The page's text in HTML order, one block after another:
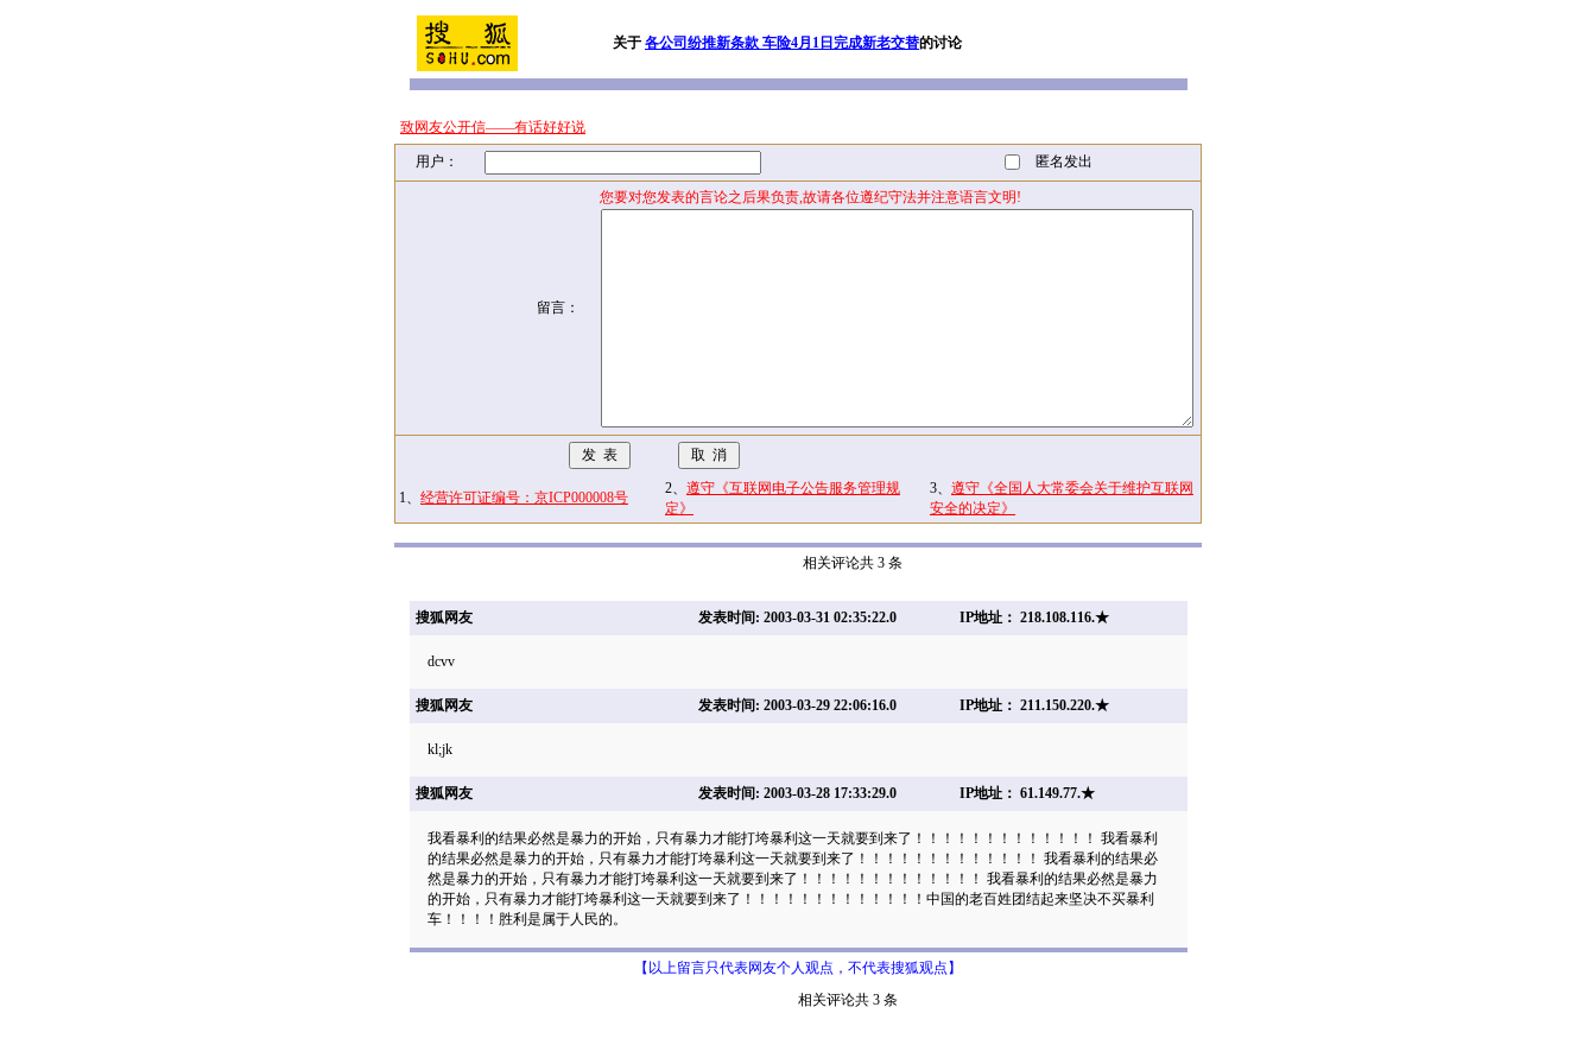
关于 各公司纷推新条款 车险4月1日完成新老交替的讨论
致网友公开信——有话好好说
用户： 匿名发出
留言：
您要对您发表的言论之后果负责,故请各位遵纪守法并注意语言文明!
1、 经营许可证编号：京ICP000008号
2、 遵守《互联网电子公告服务管理规
定》
3、 遵守《全国人大常委会关于维护互联网
安全的决定》
相关评论共 3 条
搜狐网友 发表时间: 2003-03-31 02:35:22.0 IP地址： 218.108.116.★
dcvv
搜狐网友 发表时间: 2003-03-29 22:06:16.0 IP地址： 211.150.220.★
kl;jk
搜狐网友 发表时间: 2003-03-28 17:33:29.0 IP地址： 61.149.77.★
我看暴利的结果必然是暴力的开始，只有暴力才能打垮暴利这一天就要到来了！！！！！！！！！！！！！ 我看暴利
的结果必然是暴力的开始，只有暴力才能打垮暴利这一天就要到来了！！！！！！！！！！！！！ 我看暴利的结果必
然是暴力的开始，只有暴力才能打垮暴利这一天就要到来了！！！！！！！！！！！！！ 我看暴利的结果必然是暴力
的开始，只有暴力才能打垮暴利这一天就要到来了！！！！！！！！！！！！！中国的老百姓团结起来坚决不买暴利
车！！！！胜利是属于人民的。
【以上留言只代表网友个人观点，不代表搜狐观点】
相关评论共 3 条